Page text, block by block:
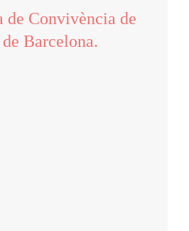
de Convivència de
Barcelona.